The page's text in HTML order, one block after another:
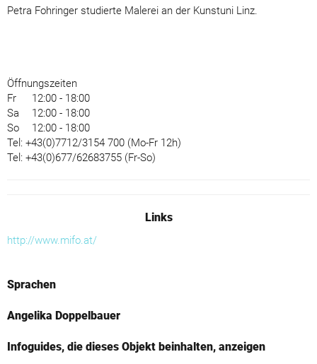
Petra Fohringer studierte Malerei an der Kunstuni Linz.
Öffnungszeiten
Fr
12:00 - 18:00
Sa
12:00 - 18:00
So
12:00 - 18:00
Tel: +43(0)7712/3154 700 (Mo-Fr 12h)
Tel: +43(0)677/62683755 (Fr-So)
Links
http://www.mifo.at/
Sprachen
Angelika Doppelbauer
Infoguides, die dieses Objekt beinhalten, anzeigen